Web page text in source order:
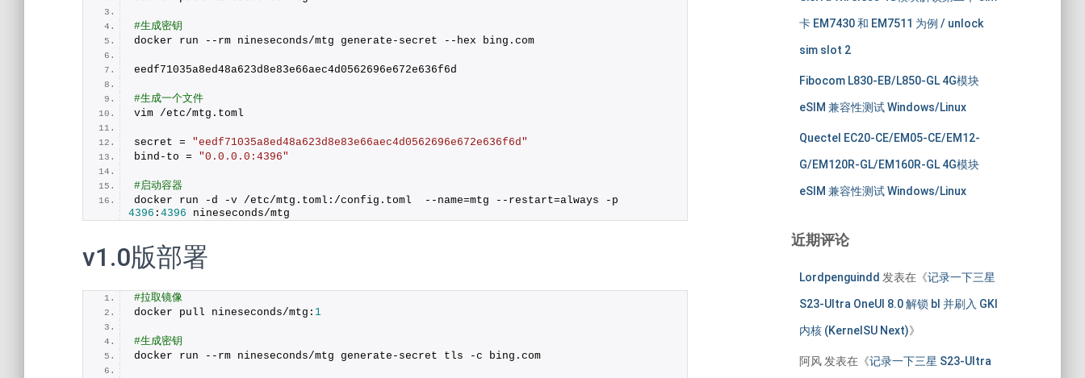
#生成密钥
docker run --rm nineseconds/mtg generate-secret --hex bing. com
eedf71035a8ed48a623d8e83e66aec4d0562696e672e636f6d
#生成一个文件
vim /etc/mtg. toml
secret = "eedf71035a8ed48a623d8e83e66aec4d0562696e672e636f6d"
bind-to = "0.0.0.0:4396"
#启动容器
docker run -d -v /etc/mtg. toml :/config. toml
4396 : 4396 nineseconds/mtg
v1.0版部署
#拉取镜像
docker pull nineseconds/mtg: 1
#生成密钥
docker run --rm nineseconds/mtg generate-secret tls -c bing. com
卡 EM7430 和 EM7511 为例 / unlock
sim slot 2
Fibocom L830-EB/L850-GL 4G模块
eSIM 兼容性测试 Windows/Linux
Quectel EC20-CE/EM05-CE/EM12-
G/EM120R-GL/EM160R-GL 4G模块
eSIM 兼容性测试 Windows/Linux
近期评论
Lordpenguindd 发表在《记录一下三星
S23-Ultra OneUI 8.0 解锁 bl 并刷入 GKI
内核 (KernelSU Next)》
阿风发表在《记录一下三星 S23-Ultra